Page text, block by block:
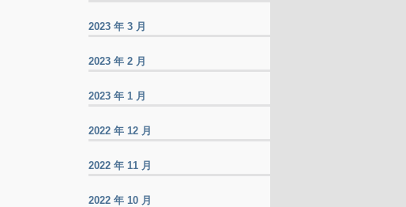
2023 年 3 月
2023 年 2 月
2023 年 1 月
2022 年 12 月
2022 年 11 月
2022 年 10 月